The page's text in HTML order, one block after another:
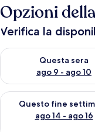
Opzioni
Verifica la
Questa sera
ago 9 - ago 10
Verifica la
Questo fine
ago 14 - ago 16
Verifica la